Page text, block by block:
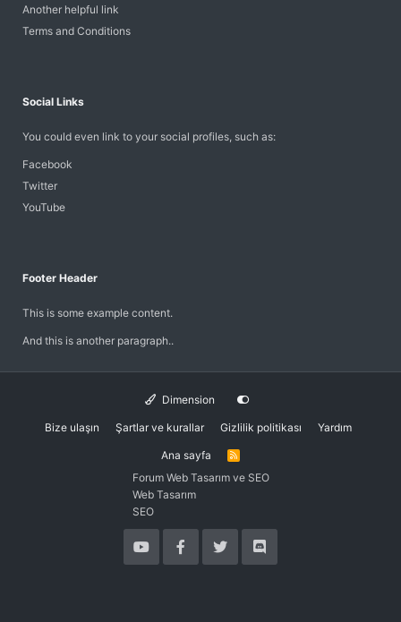
Another helpful link
Terms and Conditions
Social Links
You could even link to your social profiles, such as:
Facebook
Twitter
YouTube
Footer Header
This is some example content.
And this is another paragraph..
Dimension
Bize ulaşın Şartlar ve kurallar Gizlilik politikası Yardım
Ana sayfa
R
S
Forum Web Tasarım ve SEO
Web Tasarım
SEO